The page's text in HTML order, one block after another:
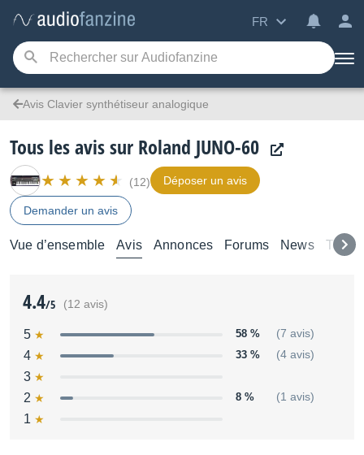
FR
Avis Clavier synthétiseur analogique
Tous les avis sur Roland JUNO-60
(12) Déposer un avis
Demander un avis
Vue d’ensemble Avis Annonces Forums News Test
4.4/5 (12 avis)
5 58 % (7 avis)
4 33 % (4 avis)
3
2
8 % (1 avis)
1